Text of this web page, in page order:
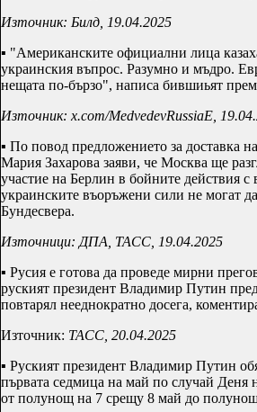
Източник: Билд, 19.04.2025
▪ "Американските официални лица
украинския въпрос. Разумно и мъдро.
нещата по-бързо", написа бившиьят
Източник: x.com/MedvedevRussiaE ,
▪ По повод предложението за доставка
Мария Захарова заяви, че Москва ще
участие на Берлин в бойните действия
украинските въоръжени сили не могат
Бундесвера.
Източници: ДПА, ТАСС, 19.04.2025
▪ Русия е готова да проведе мирни
руският президент Владимир Путин
повтарял нееднократно досега,
Източник: ТАСС, 20.04.2025
▪ Руският президент Владимир Путин
първата седмица на май по случай Деня
от полунощ на 7 срещу 8 май до